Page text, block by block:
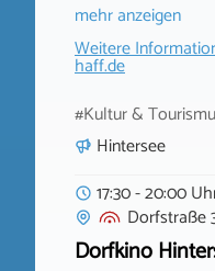
mehr anzeigen
Weitere
haff.de
#Kultur &
Hintersee
17:30 - 20:00
Dorfstraße
Dorfkino